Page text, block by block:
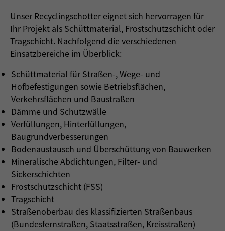
Unser Recyclingschotter eignet sich hervorragen für
Ihr Projekt als Schüttmaterial, Frostschutzschicht oder
Tragschicht. Nachfolgend die verschiedenen
Einsatzbereiche im Überblick:
Schüttmaterial für Straßen-, Wege- und
Hofbefestigungen sowie Betriebsflächen,
Verkehrsflächen und Baustraßen
Dämme und Schutzwälle
Verfüllungen, Hinterfüllungen,
Baugrundverbesserungen
Bodenaustausch und Überschüttung von Bauwerken
Mineralische Abdichtungen, Filter- und
Sickerschichten
Frostschutzschicht (FSS)
Tragschicht
Straßenoberbau des klassifizierten Straßenbaus
(Bundesfernstraßen, Staatsstraßen, Kreisstraßen)